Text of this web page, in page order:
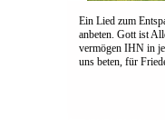
Ein Lied zum
anbeten. Gott ist
vermögen IHN in
uns beten, für